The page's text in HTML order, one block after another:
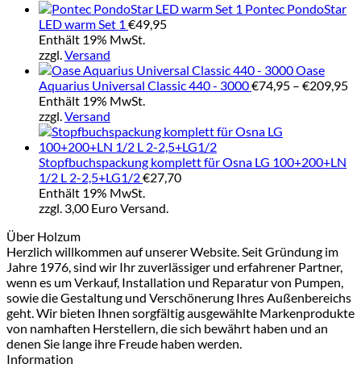
Pontec PondoStar
LED warm Set 1 €49,95
Enthält 19% MwSt.
zzgl.Versand
Oase
Aquarius Universal Classic 440 - 3000€74,95 – €209,95
Enthält 19% MwSt.
zzgl.Versand
Stopfbuchspackung komplett für Osna LG 100+200+LN
1/2 L 2-2,5+LG1/2€27,70
Enthält 19% MwSt.
zzgl. 3,00 Euro Versand.
Über Holzum
Herzlich willkommen auf unserer Website. Seit Gründung im
Jahre 1976, sind wir Ihr zuverlässiger und erfahrener Partner,
wenn es um Verkauf, Installation und Reparatur von Pumpen,
sowie die Gestaltung und Verschönerung Ihres Außenbereichs
geht. Wir bieten Ihnen sorgfältig ausgewählte Markenprodukte
von namhaften Herstellern, die sich bewährt haben und an
denen Sie lange ihre Freude haben werden.
Information